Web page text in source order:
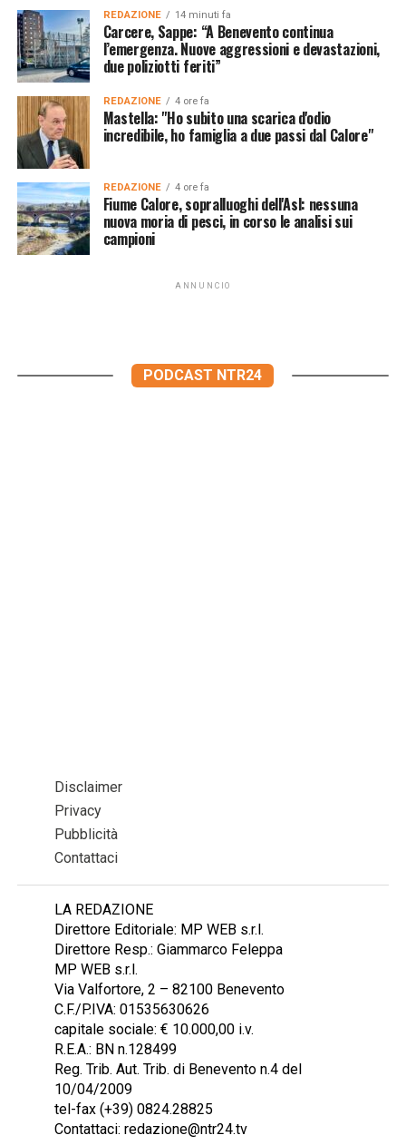
REDAZIONE 14 minuti fa
Carcere, Sappe: “A Benevento continua
l’emergenza. Nuove aggressioni e devastazioni,
due poliziotti feriti”
REDAZIONE 4 ore fa
Mastella: "Ho subito una scarica d'odio
incredibile, ho famiglia a due passi dal Calore"
REDAZIONE 4 ore fa
Fiume Calore, sopralluoghi dell'Asl: nessuna
nuova moria di pesci, in corso le analisi sui
campioni
ANNUNCIO
PODCAST NTR24
Disclaimer
Privacy
Pubblicità
Contattaci
LA REDAZIONE
Direttore Editoriale: MP WEB s.r.l.
Direttore Resp.: Giammarco Feleppa
MP WEB s.r.l.
Via Valfortore, 2 – 82100 Benevento
C.F./P.IVA: 01535630626
capitale sociale: € 10.000,00 i.v.
R.E.A.: BN n.128499
Reg. Trib. Aut. Trib. di Benevento n.4 del
10/04/2009
tel-fax (+39) 0824.28825
Contattaci: redazione@ntr24.tv